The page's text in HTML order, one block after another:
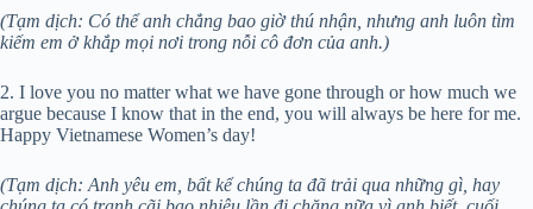
(Tạm dịch: Có thể anh chẳng bao giờ thú nhận, nhưng anh luôn tìm
kiếm em ở khắp mọi nơi trong nỗi cô đơn của anh.)
2. I love you no matter what we have gone through or how much we
argue because I know that in the end, you will always be here for me.
Happy Vietnamese Women’s day!
(Tạm dịch: Anh yêu em, bất kể chúng ta đã trải qua những gì, hay